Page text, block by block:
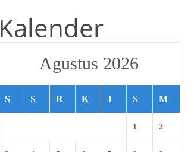
Kalender
Agustus 2026
S S R K J S M
1 2